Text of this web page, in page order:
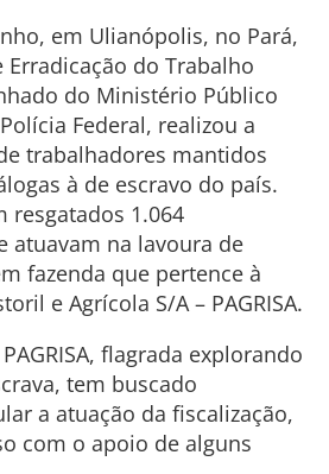
em Ulianópolis, no Pará,
do Trabalho
do Ministério Público
Federal, realizou a
trabalhadores mantidos
à de escravo do país.
resgatados 1.064
atuavam na lavoura de
fazenda que pertence à
e Agrícola S/A – PAGRISA.
flagrada explorando
tem buscado
a atuação da fiscalização,
com o apoio de alguns